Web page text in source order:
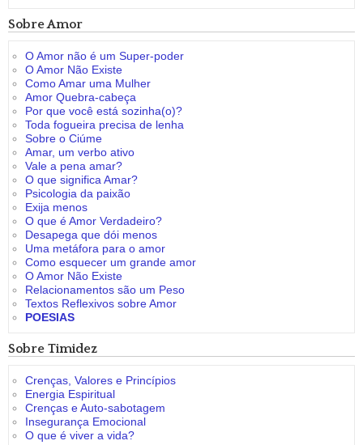
Sobre Amor
O Amor não é um Super-poder
O Amor Não Existe
Como Amar uma Mulher
Amor Quebra-cabeça
Por que você está sozinha(o)?
Toda fogueira precisa de lenha
Sobre o Ciúme
Amar, um verbo ativo
Vale a pena amar?
O que significa Amar?
Psicologia da paixão
Exija menos
O que é Amor Verdadeiro?
Desapega que dói menos
Uma metáfora para o amor
Como esquecer um grande amor
O Amor Não Existe
Relacionamentos são um Peso
Textos Reflexivos sobre Amor
POESIAS
Sobre Timidez
Crenças, Valores e Princípios
Energia Espiritual
Crenças e Auto-sabotagem
Insegurança Emocional
O que é viver a vida?